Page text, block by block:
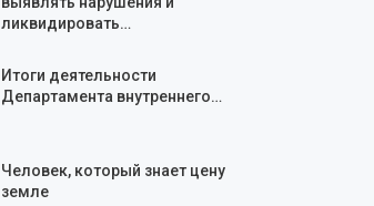
ликвидировать…
Итоги деятельности
Департамента внутреннего…
Человек, который знает цену
земле